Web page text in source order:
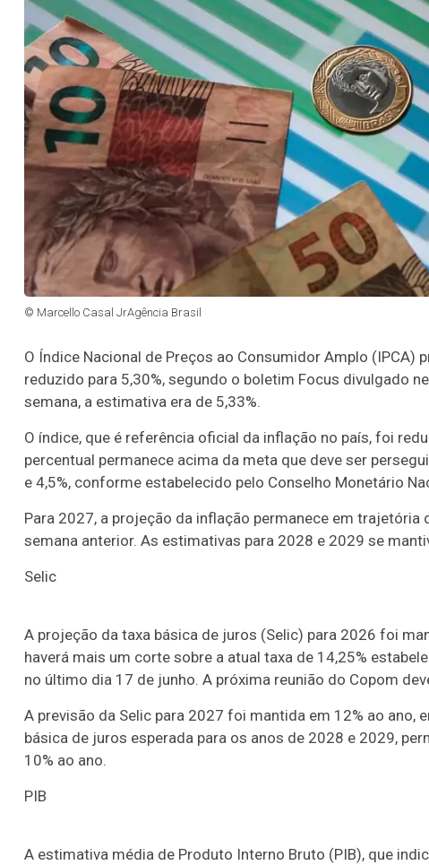
© Marcello Casal JrAgência Brasil
O Índice Nacional de Preços ao Consumidor Amplo
reduzido para 5,30%, segundo o boletim Focus divulgado
semana, a estimativa era de 5,33%.
O índice, que é referência oficial da inflação no país, foi
percentual permanece acima da meta que deve ser
e 4,5%, conforme estabelecido pelo Conselho Monetário
Para 2027, a projeção da inflação permanece em trajetória
semana anterior. As estimativas para 2028 e 2029 se
Selic
A projeção da taxa básica de juros (Selic) para 2026 foi
haverá mais um corte sobre a atual taxa de 14,25%
no último dia 17 de junho. A próxima reunião do Copom
A previsão da Selic para 2027 foi mantida em 12% ao ano,
básica de juros esperada para os anos de 2028 e 2029,
10% ao ano.
PIB
A estimativa média de Produto Interno Bruto (PIB), que